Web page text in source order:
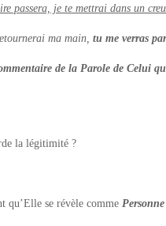
passera, je te mettrai dans un
ma main, tu me verras
de la Parole de Celui
la légitimité ?
qu’Elle se révèle comme